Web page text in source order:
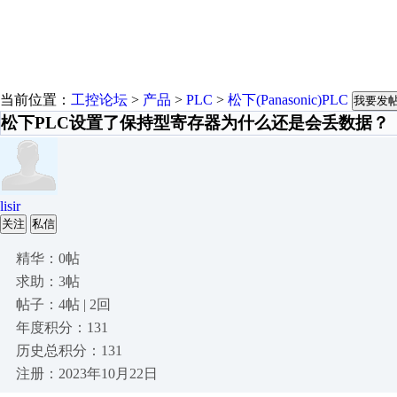
当前位置： 工控论坛 > 产品 > PLC > 松下(Panasonic)PLC 我要发
松下PLC设置了保持型寄存器为什么还是会丢数据？
lisir
关注 私信
精华：0帖
求助：3帖
帖子：4帖 | 2回
年度积分：131
历史总积分：131
注册：2023年10月22日